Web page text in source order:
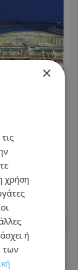
×
χρήση
ή
των